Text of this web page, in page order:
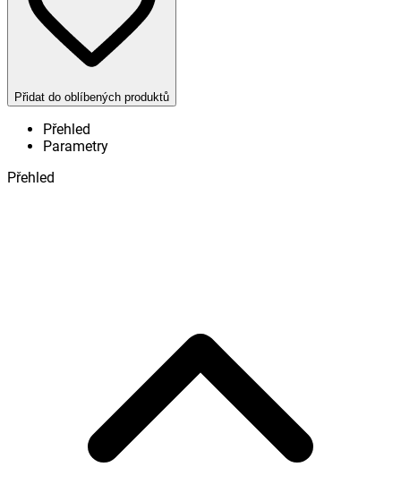
Přidat do oblíbených produktů
Přehled
Parametry
Přehled